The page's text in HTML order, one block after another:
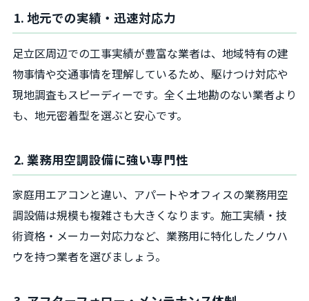
1. 地元での実績・迅速対応力
足立区周辺での工事実績が豊富な業者は、地域特有の建
物事情や交通事情を理解しているため、駆けつけ対応や
現地調査もスピーディーです。全く土地勘のない業者より
も、地元密着型を選ぶと安心です。
2. 業務用空調設備に強い専門性
家庭用エアコンと違い、アパートやオフィスの業務用空
調設備は規模も複雑さも大きくなります。施工実績・技
術資格・メーカー対応力など、業務用に特化したノウハ
ウを持つ業者を選びましょう。